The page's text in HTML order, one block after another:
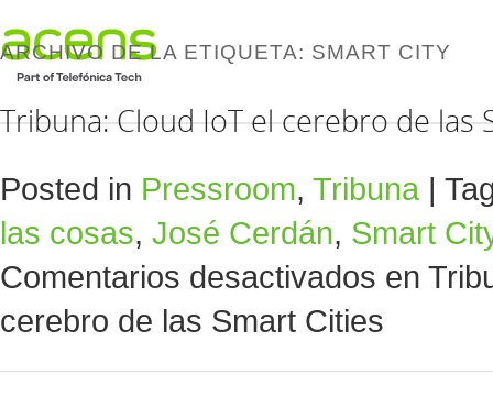
ARCHIVO DE LA ETIQUETA: SMART CITY
Tribuna: Cloud IoT el cerebro de las
Posted in Pressroom, Tribuna
las cosas, José Cerdán, Smart
Comentarios desactivados en
cerebro de las Smart Cities